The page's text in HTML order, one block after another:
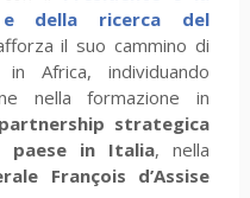
e della ricerca del
il suo cammino di
in Africa, individuando
nella formazione in
partnership strategica
paese in Italia, nella
François d’Assise